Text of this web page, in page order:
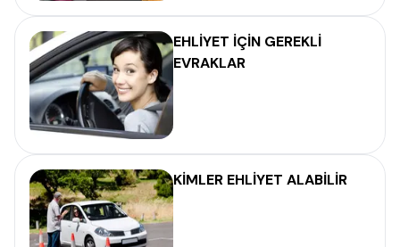
EHLİYET İÇİN GEREKLİ
EVRAKLAR
KİMLER EHLİYET ALABİLİR